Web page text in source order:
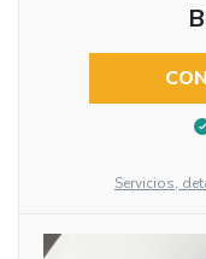
Servicios,